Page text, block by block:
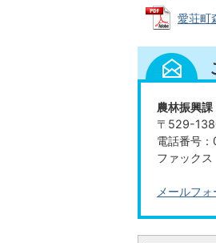
愛荘町
農林振興課
〒529-
電話番号
ファック
メールフ